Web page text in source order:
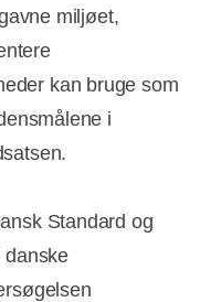
miljøet,
kan bruge som
i
Standard og
danske